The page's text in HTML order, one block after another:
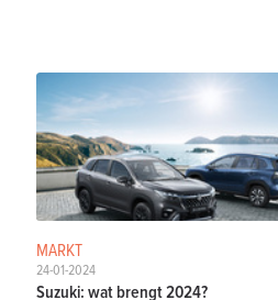
MARKT
24-01-2024
Suzuki: wat brengt 2024?